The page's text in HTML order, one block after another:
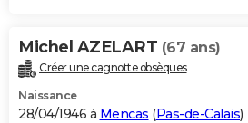
Michel AZELART (67 ans)
Créer une cagnotte obsèques
Naissance
28/04/1946 à Mencas (Pas-de-Calais)